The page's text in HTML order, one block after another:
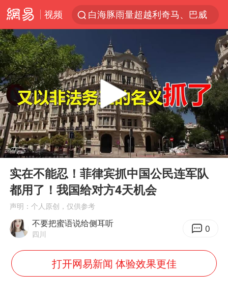
视频
白海豚雨量超越利奇马、巴威
上海地铁4条线路全线停运
宇树申购 中一签有望赚20万元
4.2平卫生间补漏注胶花1.55万
白海豚路径图
武汉3名城管协管员殴打摊主被刑拘
律师谈贾冰私人饭局被偷拍
多地银行上调存款利率
5万小车卖不动 微型代步车集体遇冷
NBA传奇教练老尼尔森去世
手机真会“偷听”我们说话吗
Play
00:00 06:34
实在不能忍！菲律宾抓中国公民连军队
都用了！我国给对方4天机会
声明：个人原创，仅供参考
不要把蜜语说给侧耳听
四川 0
打开网易新闻 体验效果更佳